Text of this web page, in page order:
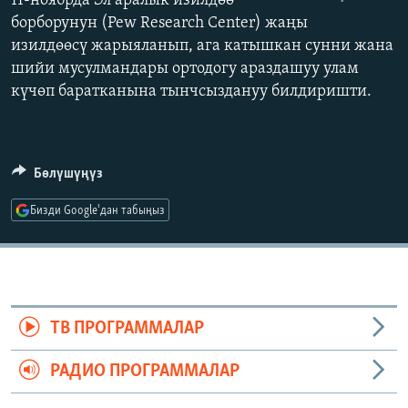
ЭЖЕ-СИҢДИЛЕР
АЗАТТЫК+
ЫҢГАЙСЫЗ СУРООЛОР
ОНЛАЙН ШЕРИНЕ
борборунун (Pew Research Center) жаңы
изилдөөсү жарыяланып, ага катышкан сунни жана
шийи мусулмандары ортодогу араздашуу улам
күчөп баратканына тынчсыздануу билдиришти.
Бөлүшүңүз
Бизди Google'дан табыңыз
ТВ ПРОГРАММАЛАР
РАДИО ПРОГРАММАЛАР